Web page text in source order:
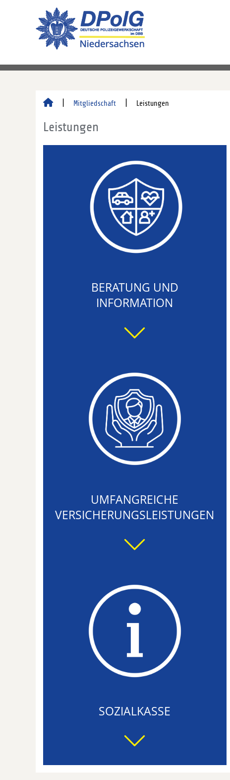
Mitgliedschaft Leistungen
Leistungen
BERATUNG UND
INFORMATION
UMFANGREICHE
VERSICHERUNGSLEISTUNGEN
SOZIALKASSE